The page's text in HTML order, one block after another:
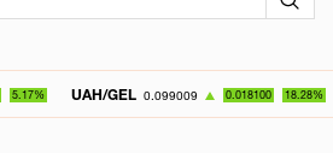
UAH/GEL 0.099009 0.018100 18.28%